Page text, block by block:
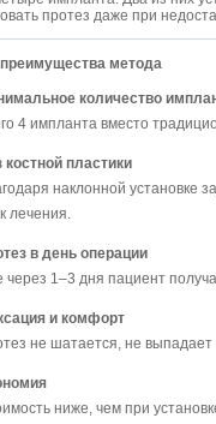
протез даже при
метода
количество
4 импланта вместо
костной пластики
наклонной установке
лечения.
в день операции
через 1–3 дня пациент
и комфорт
не шатается, не выпадает
ниже, чем при